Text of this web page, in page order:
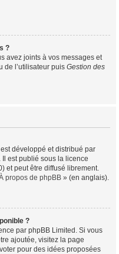
?
avez joints à vos messages et
de l’utilisateur puis Gestion des
développé et distribué par
Il est publié sous la licence
et peut être diffusé librement.
propos de phpBB » (en anglais).
?
par phpBB Limited. Si vous
ajoutée, visitez la page
pour des idées proposées